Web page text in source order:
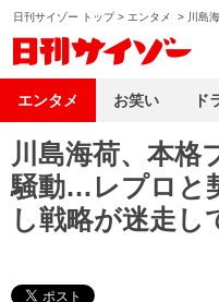
日刊サイゾー トップ> エンタメ > 川島
川島海荷、本格
騒動…レプロと
し戦略が迷走し
エンタメ お笑い ド